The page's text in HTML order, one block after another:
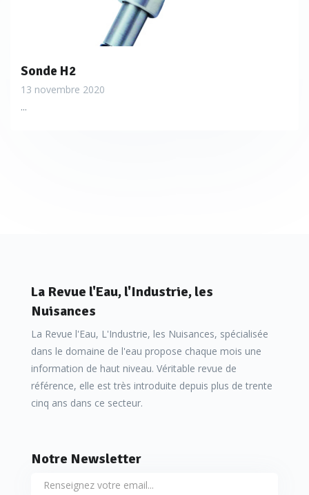
Sonde H2
13 novembre 2020
...
La Revue l'Eau, l'Industrie, les
Nuisances
La Revue l'Eau, L'Industrie, les Nuisances, spécialisée
dans le domaine de l'eau propose chaque mois une
information de haut niveau. Véritable revue de
référence, elle est très introduite depuis plus de trente
cinq ans dans ce secteur.
Notre Newsletter